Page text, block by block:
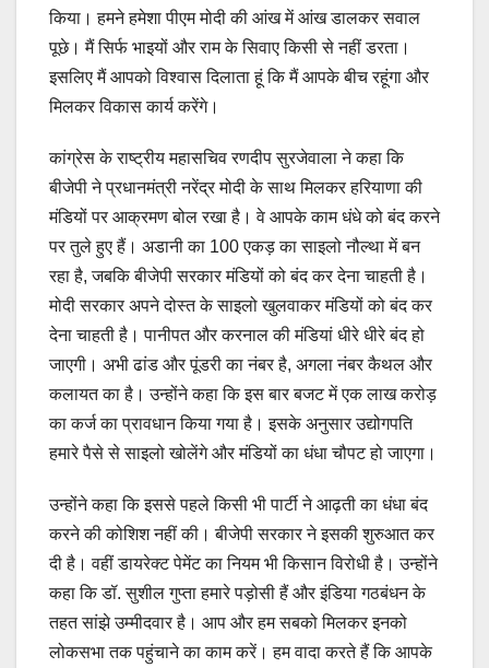
किया। हमने हमेशा पीएम मोदी की आंख में आंख डालकर सवाल
पूछे। मैं सिर्फ भाइयों और राम के सिवाए किसी से नहीं डरता।
इसलिए मैं आपको विश्वास दिलाता हूं कि मैं आपके बीच रहूंगा और
मिलकर विकास कार्य करेंगे।
कांग्रेस के राष्ट्रीय महासचिव रणदीप सुरजेवाला ने कहा कि
बीजेपी ने प्रधानमंत्री नरेंद्र मोदी के साथ मिलकर हरियाणा की
मंडियों पर आक्रमण बोल रखा है। वे आपके काम धंधे को बंद करने
पर तुले हुए हैं। अडानी का 100 एकड़ का साइलो नौल्था में बन
रहा है, जबकि बीजेपी सरकार मंडियों को बंद कर देना चाहती है।
मोदी सरकार अपने दोस्त के साइलो खुलवाकर मंडियों को बंद कर
देना चाहती है। पानीपत और करनाल की मंडियां धीरे धीरे बंद हो
जाएगी। अभी ढांड और पूंडरी का नंबर है, अगला नंबर कैथल और
कलायत का है। उन्होंने कहा कि इस बार बजट में एक लाख करोड़
का कर्ज का प्रावधान किया गया है। इसके अनुसार उद्योगपति
हमारे पैसे से साइलो खोलेंगे और मंडियों का धंधा चौपट हो जाएगा।
उन्होंने कहा कि इससे पहले किसी भी पार्टी ने आढ़ती का धंधा बंद
करने की कोशिश नहीं की। बीजेपी सरकार ने इसकी शुरुआत कर
दी है। वहीं डायरेक्ट पेमेंट का नियम भी किसान विरोधी है। उन्होंने
कहा कि डॉ. सुशील गुप्ता हमारे पड़ोसी हैं और इंडिया गठबंधन के
तहत सांझे उम्मीदवार है। आप और हम सबको मिलकर इनको
लोकसभा तक पहुंचाने का काम करें। हम वादा करते हैं कि आपके